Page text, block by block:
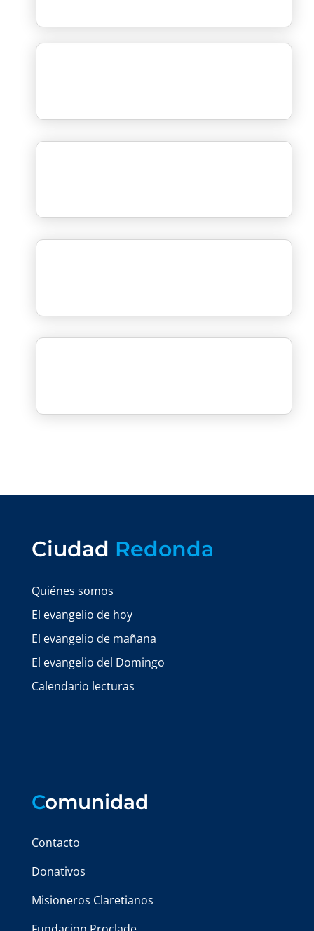
Ciudad Redonda
Quiénes somos
El evangelio de hoy
El evangelio de mañana
El evangelio del Domingo
Calendario lecturas
Comunidad
Contacto
Donativos
Misioneros Claretianos